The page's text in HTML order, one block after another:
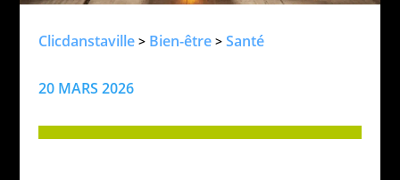
Clicdanstaville> Bien-être> Santé
20 MARS 2026